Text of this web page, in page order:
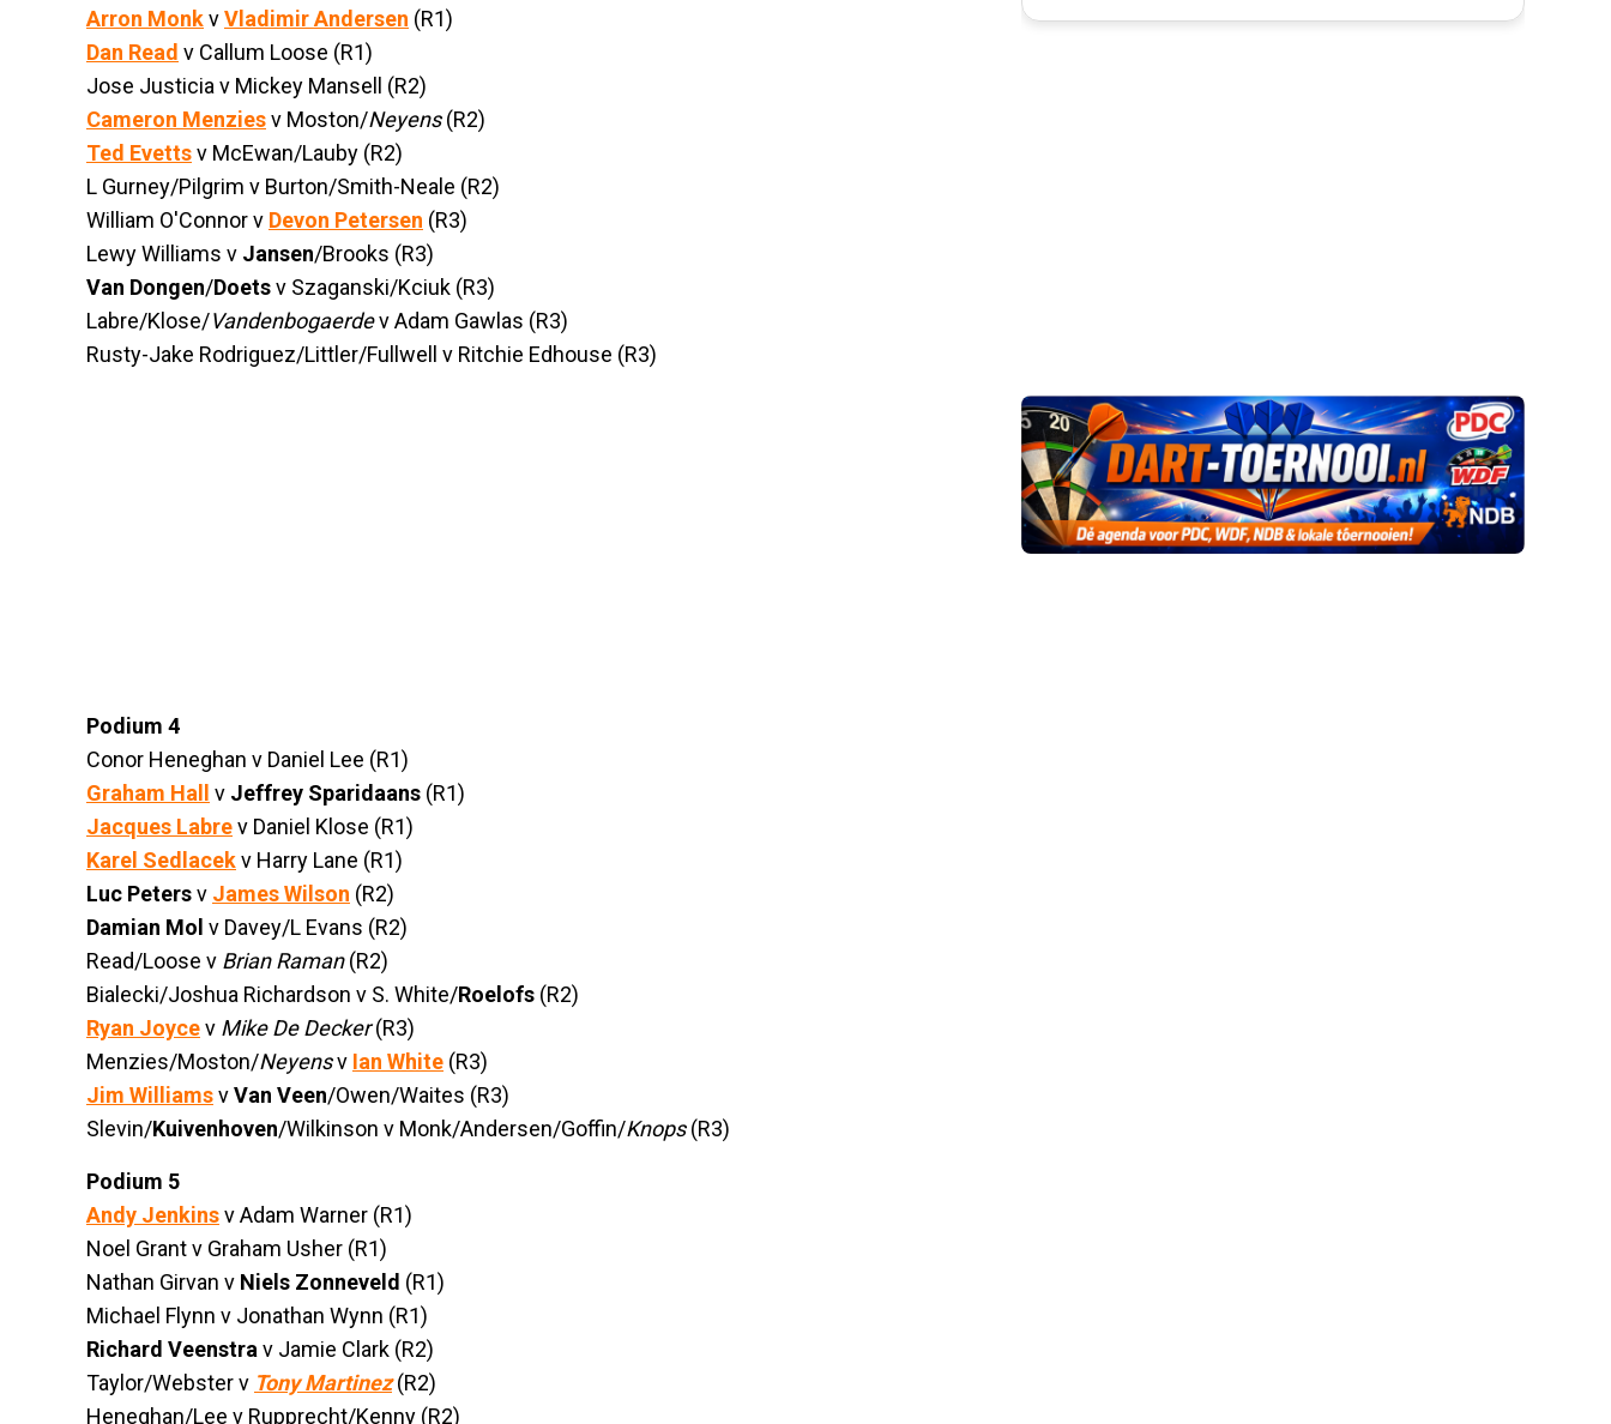
Arron MonkvVladimir Andersen (R1)
Dan Read v Callum Loose (R1)
Jose Justicia v Mickey Mansell (R2)
Cameron Menziesv Moston/Neyens(R2)
Ted Evettsv McEwan/Lauby (R2)
L Gurney/Pilgrim v Burton/Smith-Neale (R2)
William O'Connor v Devon Petersen (R3)
Lewy Williams v Jansen/Brooks (R3)
Van Dongen/Doetsv Szaganski/Kciuk (R3)
Labre/Klose/Vandenbogaerdev Adam Gawlas (R3)
Rusty-Jake Rodriguez/Littler/Fullwell v Ritchie Edhouse (R3)
Podium 4
Conor Heneghan v Daniel Lee (R1)
Graham Hall
v Jeffrey Sparidaans (R1)
Jacques Labrev Daniel Klose (R1)
Karel Sedlacekv Harry Lane (R1)
Luc Petersv James Wilson (R2)
Damian Mol v Davey/L Evans (R2)
Read/Loose v Brian Raman(R2)
Bialecki/Joshua Richardson v S. White/Roelofs (R2)
Ryan Joycev Mike De Decker(R3)
Menzies/Moston/Neyensv Ian White (R3)
Jim WilliamsvVan Veen/Owen/Waites (R3)
Slevin/Kuivenhoven/Wilkinson v Monk/Andersen/Goffin/Knops(R3)
Podium 5
Andy Jenkinsv Adam Warner (R1)
Noel Grant v Graham Usher (R1)
Nathan Girvan v Niels Zonneveld (R1)
Michael Flynn v Jonathan Wynn (R1)
Richard Veenstrav Jamie Clark (R2)
Taylor/Webster v Tony Martinez(R2)
Heneghan/Lee v Rupprecht/Kenny (R2)